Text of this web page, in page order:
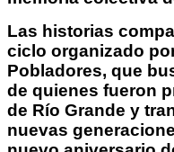
Las historias
ciclo organizado
Pobladores, que
de quienes fueron
de Río Grande y
nuevas